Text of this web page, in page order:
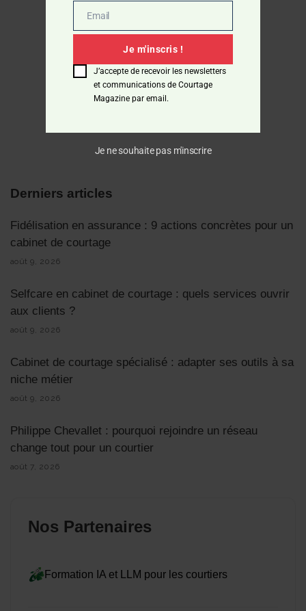
Télécharger
Derniers articles
Fidélisation en assurance : 9 actions concrètes pour un
cabinet de courtage
août 9, 2026
Selfcare en cabinet de courtage : quels services ouvrir
aux clients ?
août 9, 2026
Cabinet de courtage spécialisé : adapter ses outils à sa
niche métier
août 9, 2026
Philippe Chevallet : pourquoi rejoindre un réseau
change tout pour un courtier
août 7, 2026
Nos Partenaires
Formation IA et LLM pour les courtiers
Email
Je m'inscris !
J’accepte de recevoir les newsletters
et communications de Courtage
Magazine par email.
Je ne souhaite pas m'inscrire